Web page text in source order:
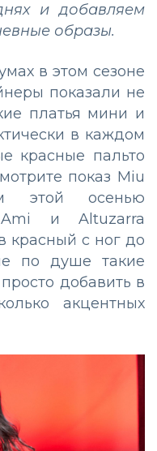
и добавляем
образы.
в этом сезоне
показали не
платья мини и
в каждом
красные пальто
показ Miu
этой осенью
Ami и Altuzarra
красный с ног до
по душе такие
добавить в
акцентных